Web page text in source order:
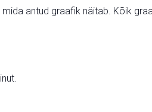
antud graafik näitab. Kõik